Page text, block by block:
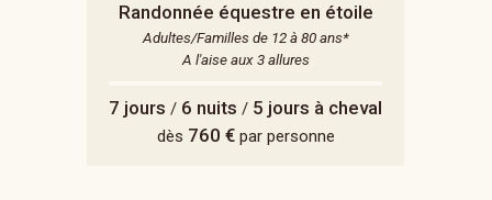
Randonnée équestre en étoile
Adultes/Familles de 12 à 80 ans*
A l'aise aux 3 allures
7 jours / 6 nuits / 5 jours à cheval
dès 760 €par personne